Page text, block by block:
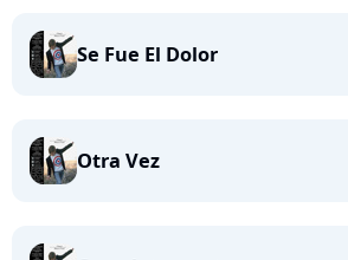
Se Fue El Dolor
Otra Vez